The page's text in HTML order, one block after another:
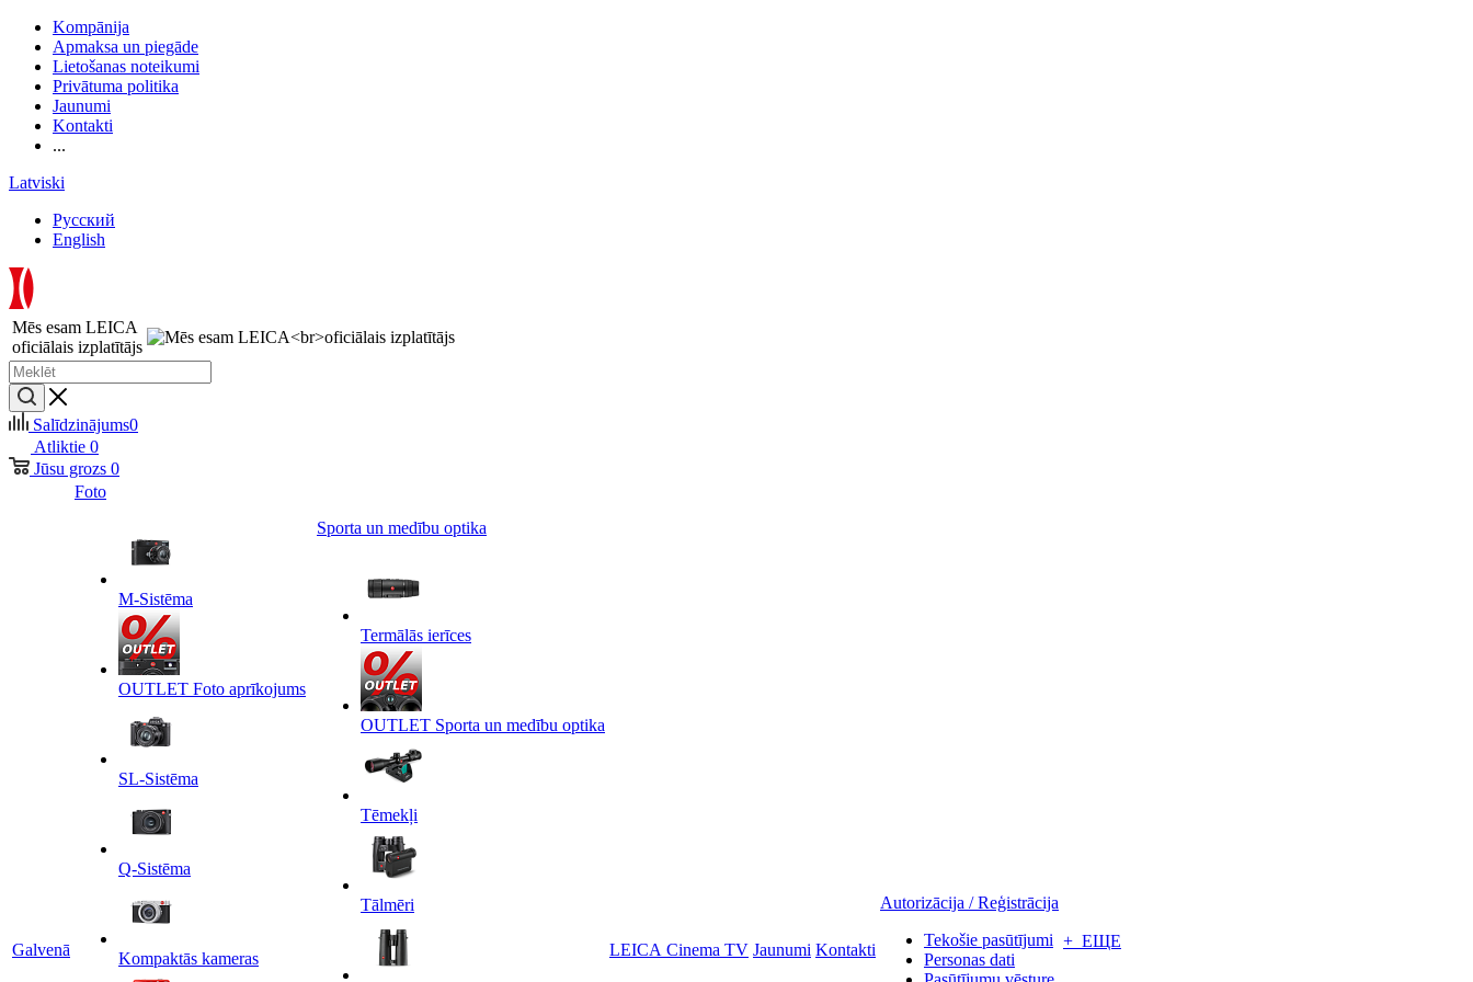
Kompānija
Apmaksa un piegāde
Lietošanas noteikumi
Privātuma politika
Jaunumi
Kontakti
...
Latviski
Русский
English
Mēs esam LEICA
oficiālais izplatītājs
Salīdzinājums0
Atliktie 0
Jūsu grozs 0
Galvenā
Foto
M-Sistēma
OUTLET Foto aprīkojums
SL-Sistēma
Q-Sistēma
Kompaktās kameras
Sporta un medību optika
Termālās ierīces
OUTLET Sporta un medību optika
Tēmekļi
Tālmēri
LEICA Cinema TV Jaunumi Kontakti
Autorizācija / Reģistrācija
Tekošie pasūtījumi
Personas dati
+ ЕЩЕ